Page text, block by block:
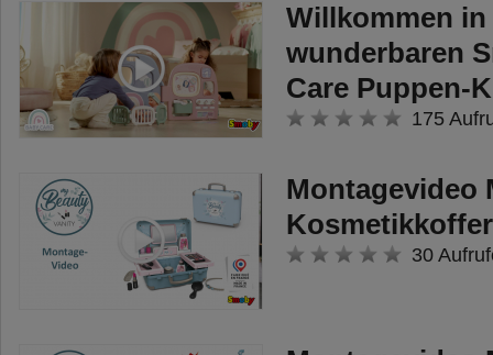
Willkommen
wunderbaren
Care Puppen-
175
Montagevideo
Kosmetikkoffer
30